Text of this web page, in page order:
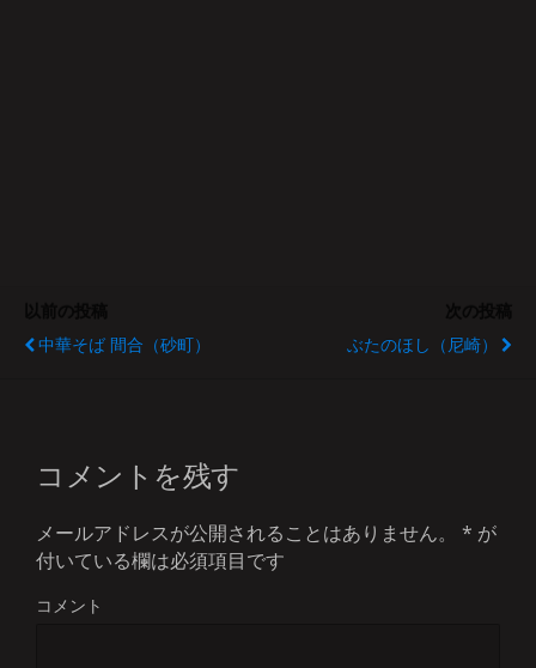
中華そば 間合（砂町）
ぶたのほし（尼崎）
コメントを残す
メールアドレスが公開されることはありません。 * が
付いている欄は必須項目です
コメント